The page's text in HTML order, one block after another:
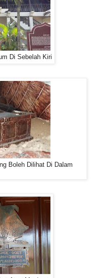
Di Sebelah Kiri
Boleh Dilihat Di Dalam